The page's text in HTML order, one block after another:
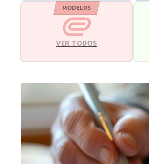
MODELOS
VER TODOS